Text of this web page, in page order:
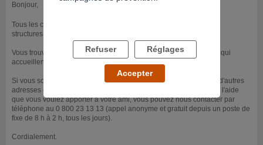
Bonjour,
Tous les centres qui figurent dans notre base de donnée sont des
structures publiques qui proposent un accueil anonyme et gratuit.
Vous trouverez ci-dessous les coordonnées de deux d'entre elles qui
accueillent les usagers de cocaïne.
Si vous souhaitez obtenir de plus amples informations, connaître d'autres
adresses ou bien encore si vous souhaitez échanger à propos de l'aide
que vous voulez apporter à votre ami, vous pouvez nous contacter par
téléphone au 0 800 23 13 13 (appel anonyme et gratuit depuis un poste de
fixe de 8 h à 2 h, tous les jours).
Cordialement.
Refuser Réglages
Accepter